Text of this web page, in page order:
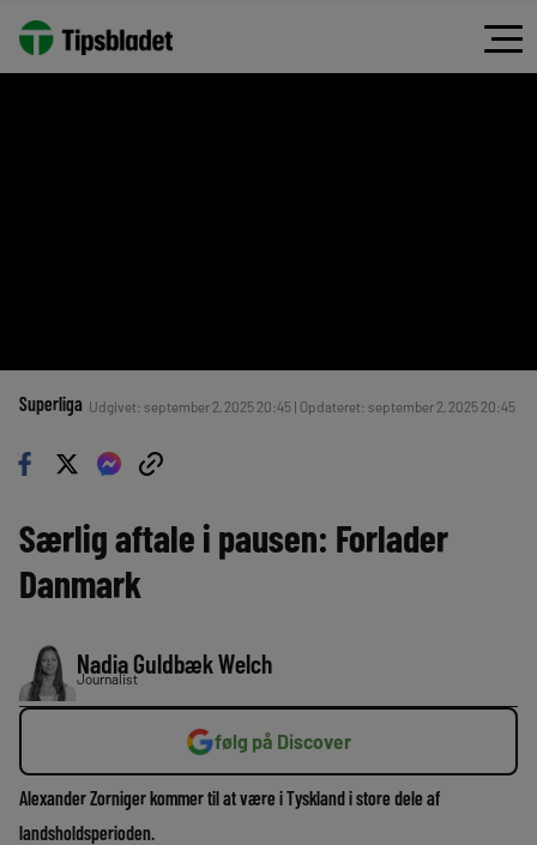
Superliga Udgivet: september 2, 2025 20:45 | Opdateret: september 2, 2025 20:45
Særlig aftale i pausen: Forlader
Danmark
Nadia Guldbæk Welch
Journalist
følg på Discover
Alexander Zorniger kommer til at være i Tyskland i store dele af
landsholdsperioden.